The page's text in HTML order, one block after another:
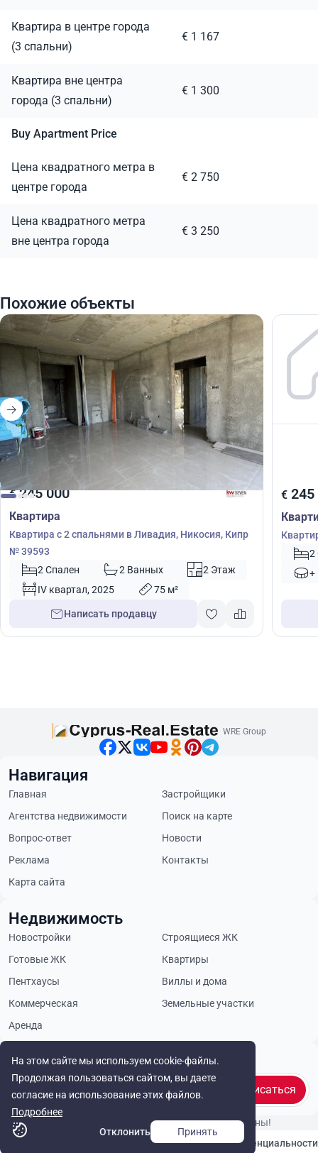
Квартира в центре города
(3 спальни)
€ 1 167
Квартира вне центра
города (3 спальни)
€ 1 300
Buy Apartment Price
Цена квадратного метра в
центре города
€ 2 750
Цена квадратного метра
вне центра города
€ 3 250
Похожие объекты
€245 000
Квартира
Квартира с 2 спальнями в Ливадия, Никосия, Кипр
№ 39593
2 Спален
2 Ванных
2 Этаж
IV квартал, 2025
75 м²
Написать продавцу
€ 245
2
На этом сайте мы используем cookie-файлы.
Продолжая пользоваться сайтом, вы даете
согласие на использование этих файлов.
Подробнее
Отклонить
Принять
WRE Group
Будьте в курсе
Подписаться
Навигация
Главная
Застройщики
Агентства недвижимости
Поиск на карте
Вопрос-ответ
Новости
Реклама
Контакты
Карта сайта
Недвижимость
Новостройки
Строящиеся ЖК
Готовые ЖК
Квартиры
Пентхаусы
Виллы и дома
Коммерческая
Земельные участки
Аренда
© Cyprus Realestate 2026. Все права защищены!
Политика конфиденциальности